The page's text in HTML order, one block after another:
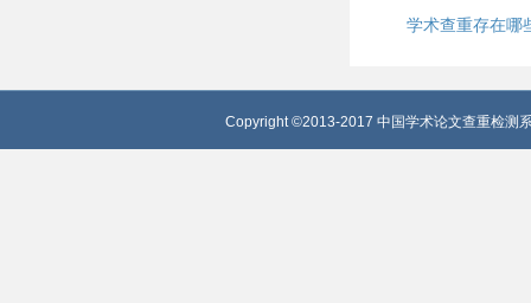
学术查重存在哪
Copyright ©2013-2017 中国学术论文查重检